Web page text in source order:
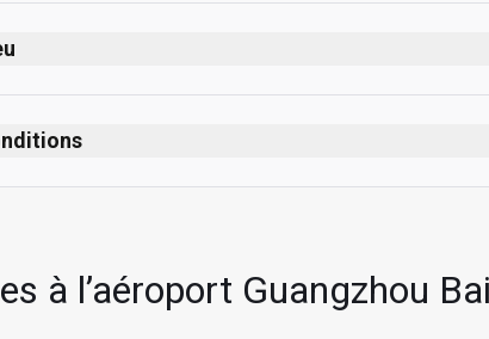
Unlimited invités maximum par titulaire de carte
à l’aéroport Guangzhou